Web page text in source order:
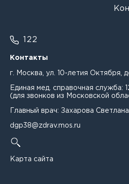
122
Контакты
г. Москва, ул. 10-летия Октября,
Единая мед. справочная служба:
(для звонков из Московской
Главный врач: Захарова
dgp38@zdrav.mos.ru
Карта сайта
Бурка Александр
Бусарова Лариса Васильевна
Васиева Разиля Хатмиевна
Веткасова Татьяна
методической и клинико-
Заведующий консультативно-
Заведующий отделением
Заведующий отделением
реабилитации
помощи несовершеннолетним